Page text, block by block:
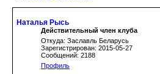
Наталья Рысь
Действительный член клуба
Откуда: Заславль Беларусь
Зарегистрирован: 2015-05-27
Сообщений: 2188
Профиль